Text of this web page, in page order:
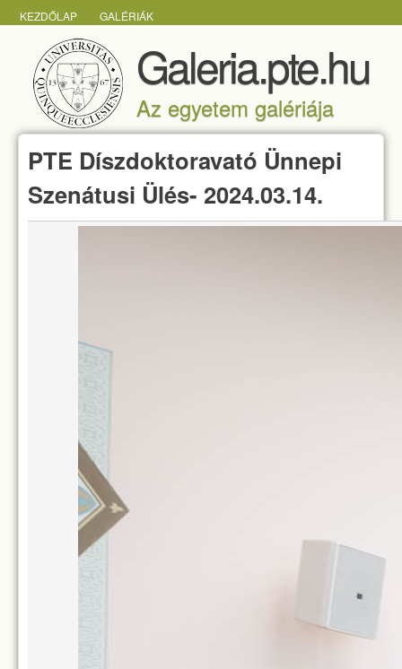
Ugrás a tartalomra
FŐMENÜ
KEZDŐLAP GALÉRIÁK
Galeria.pte.hu
Az egyetem galériája
PTE Díszdoktoravató Ünnepi
Szenátusi Ülés- 2024.03.14.